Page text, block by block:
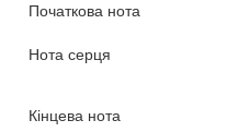
Початкова нота
Нота серця
Кінцева нота